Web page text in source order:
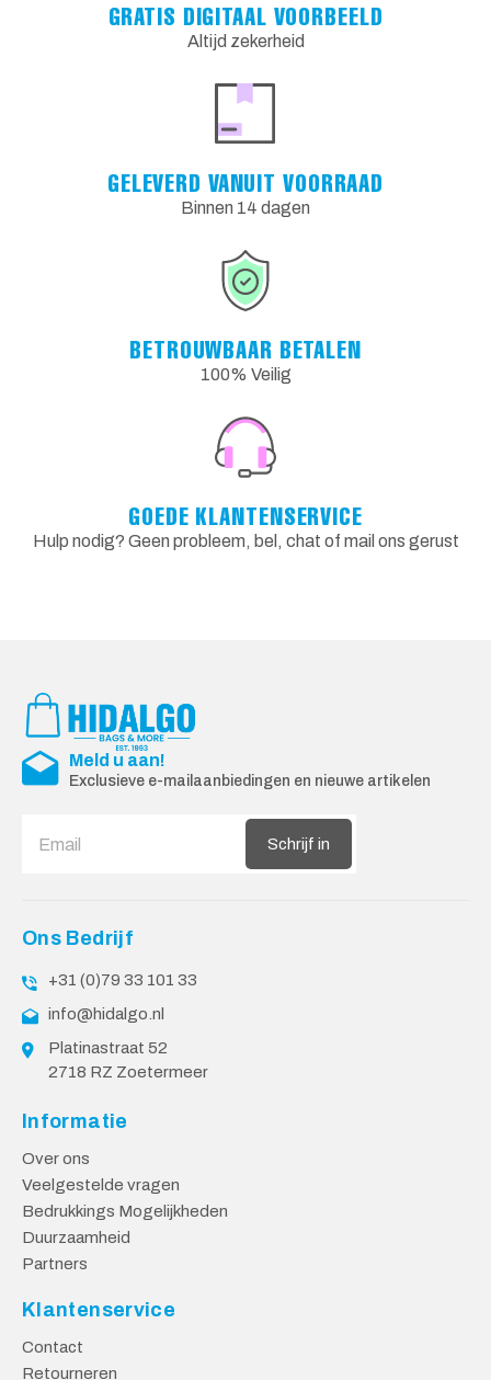
GRATIS DIGITAAL VOORBEELD
Altijd zekerheid
GELEVERD VANUIT VOORRAAD
Binnen 14 dagen
BETROUWBAAR BETALEN
100% Veilig
GOEDE KLANTENSERVICE
Hulp nodig? Geen probleem, bel, chat of mail ons gerust
Meld u aan!
Exclusieve e-mailaanbiedingen en nieuwe artikelen
Schrijf in
Ons Bedrijf
+31 (0)79 33 101 33
info@hidalgo.nl
Platinastraat 52
2718 RZ Zoetermeer
Informatie
Over ons
Veelgestelde vragen
Bedrukkings Mogelijkheden
Duurzaamheid
Partners
Klantenservice
Contact
Retourneren